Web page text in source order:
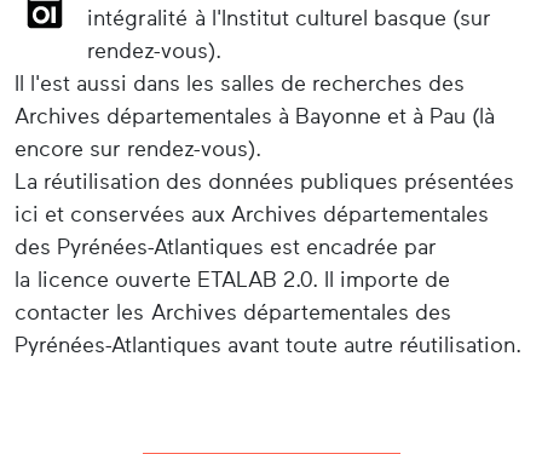
intégralité à l'Institut culturel basque (sur
rendez-vous).
Il l'est aussi dans les salles de recherches des
Archives départementales à Bayonne et à Pau (là
encore sur rendez-vous).
La réutilisation des données publiques présentées
ici et conservées aux Archives départementales
des Pyrénées-Atlantiques est encadrée par
la licence ouverte ETALAB 2.0. Il importe de
contacter les Archives départementales des
Pyrénées-Atlantiques avant toute autre réutilisation.